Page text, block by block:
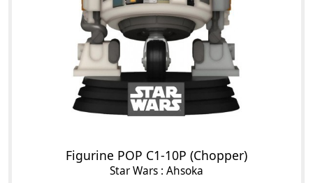
Figurine POP C1-10P (Chopper)
Star Wars : Ahsoka